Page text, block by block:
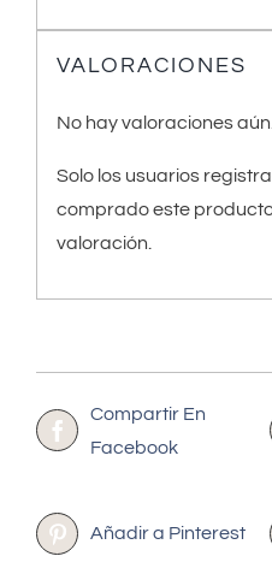
VALORACIONES
No hay valoraciones aún.
Solo los usuarios
comprado este
valoración.
Compartir En
Facebook
Añadir a Pinterest